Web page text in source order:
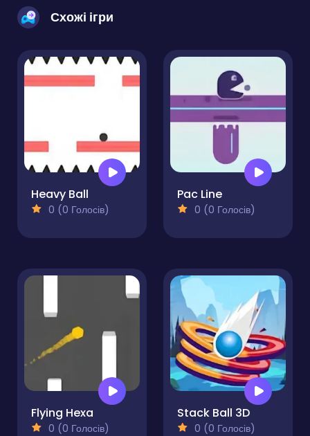
Схожі ігри
Heavy Ball
0 (0 Голосів)
Pac Line
0 (0 Голосів)
Flying Hexa
0 (0 Голосів)
Stack Ball 3D
0 (0 Голосів)